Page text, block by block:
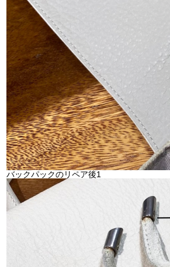
バックパックのリペア後1